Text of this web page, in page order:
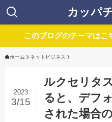
カッパ
このブログのテーマは
ホーム ネットビジネス
ルクセリタ
ると、デフ
された場合
2023
3/15